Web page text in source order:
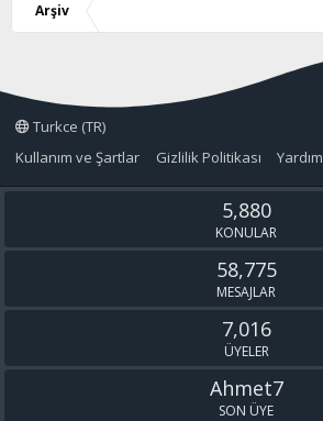
Arşiv
Turkce (TR)
Kullanım ve Şartlar
Gizlilik Politikası Yardım
5,880
KONULAR
58,775
MESAJLAR
7,016
ÜYELER
Ahmet7
SON ÜYE